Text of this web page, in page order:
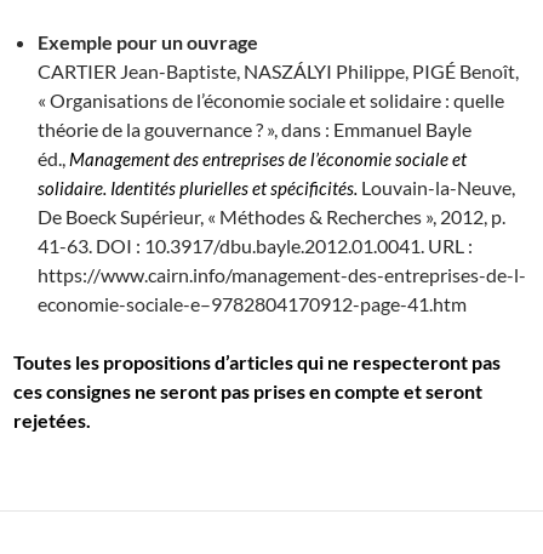
Exemple pour un ouvrage
CARTIER Jean-Baptiste, NASZÁLYI Philippe, PIGÉ Benoît,
« Organisations de l’économie sociale et solidaire : quelle
théorie de la gouvernance ? », dans : Emmanuel Bayle
éd., Management des entreprises de l’économie sociale et
solidaire. Identités plurielles et spécificités. Louvain-la-Neuve,
De Boeck Supérieur, « Méthodes & Recherches », 2012, p.
41-63. DOI : 10.3917/dbu.bayle.2012.01.0041. URL :
https://www.cairn.info/management-des-entreprises-de-l-
economie-sociale-e–9782804170912-page-41.htm
Toutes les propositions d’articles qui ne respecteront pas
ces consignes ne seront pas prises en compte et seront
rejetées.